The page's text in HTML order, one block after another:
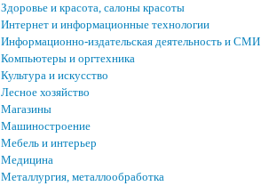
Здоровье и красота, салоны красоты
Интернет и информационные технологии
Информационно-издательская деятельность и СМИ
Компьютеры и оргтехника
Культура и искусство
Лесное хозяйство
Магазины
Машиностроение
Мебель и интерьер
Медицина
Металлургия, металлообработка